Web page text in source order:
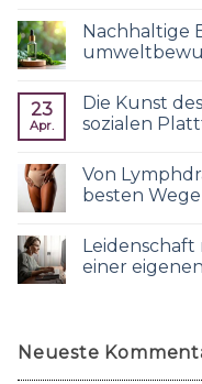
Nachhaltige
23
Apr.
Die Kunst
sozialen
Von
besten
einer
Neueste